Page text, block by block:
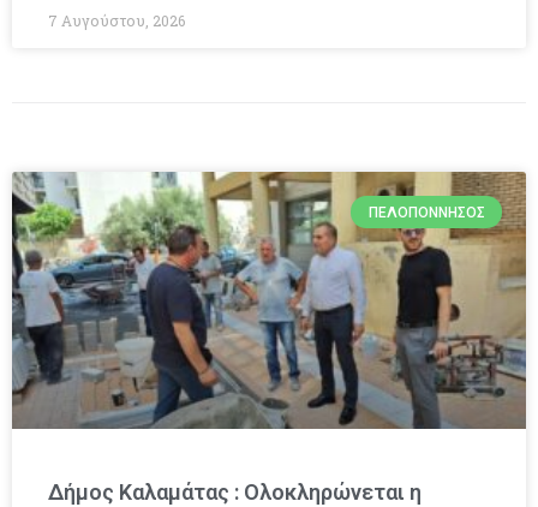
7 Αυγούστου, 2026
ΠΕΛΟΠΌΝΝΗΣΟΣ
Δήμος Καλαμάτας : Ολοκληρώνεται η